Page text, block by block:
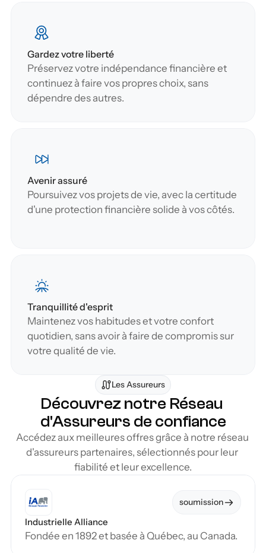
Gardez votre liberté
Préservez votre indépendance financière et
continuez à faire vos propres choix, sans
dépendre des autres.
Avenir assuré
Poursuivez vos projets de vie, avec la certitude
d'une protection financière solide à vos côtés.
Tranquillité d'esprit
Maintenez vos habitudes et votre confort
quotidien, sans avoir à faire de compromis sur
votre qualité de vie.
Les Assureurs
Découvrez notre Réseau
d'Assureurs de confiance
Accédez aux meilleures offres grâce à notre réseau
d'assureurs partenaires, sélectionnés pour leur
fiabilité et leur excellence.
soumission
Industrielle Alliance
Fondée en 1892 et basée à Québec, au Canada.